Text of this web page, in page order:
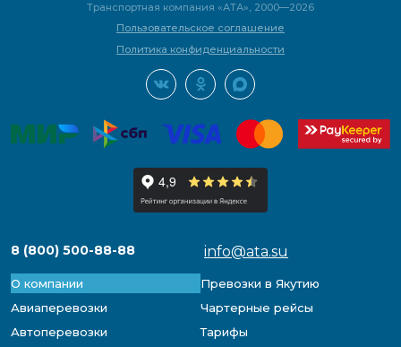
Транспортная компания «АТА», 2000—2026
Пользовательское соглашение
Политика конфиденциальности
8 (800) 500-88-88 info@ata.su
О компании
Превозки в Якутию
Авиаперевозки
Чартерные рейсы
Автоперевозки
Тарифы